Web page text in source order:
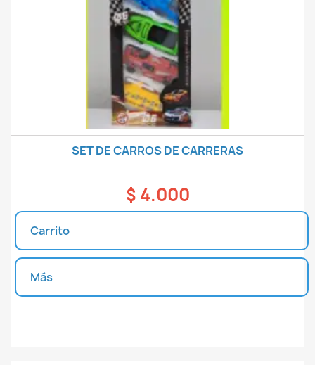
SET DE CARROS DE CARRERAS
$ 4.000
Carrito
Más